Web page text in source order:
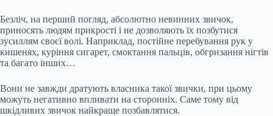
Безліч, на перший погляд, абсолютно невинних звичок,
приносять людям прикрості і не дозволяють їх позбутися
зусиллям своєї волі. Наприклад, постійне перебування рук у
кишенях, куріння сигарет, смоктання пальців, обгризання нігтів
та багато інших…
Вони не завжди дратують власника такої звички, при цьому
можуть негативно впливати на сторонніх. Саме тому від
шкідливих звичок найкраще позбавлятися.